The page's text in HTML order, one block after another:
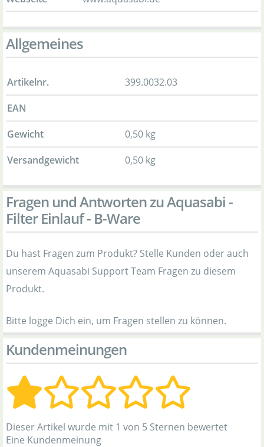
Allgemeines
Artikelnr.
399.0032.03
EAN
Gewicht
0,50 kg
Versandgewicht
0,50 kg
Fragen und Antworten zu Aquasabi -
Filter Einlauf - B-Ware
Du hast Fragen zum Produkt? Stelle Kunden oder auch
unserem Aquasabi Support Team Fragen zu diesem
Produkt.
Bitte logge Dich ein, um Fragen stellen zu können.
Kundenmeinungen
Dieser Artikel wurde mit 1 von 5 Sternen bewertet
Eine Kundenmeinung